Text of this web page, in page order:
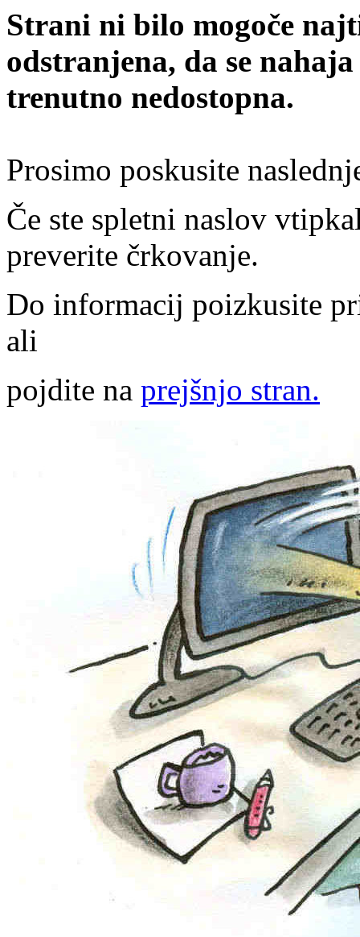
Strani ni bilo mogoče
odstranjena, da se
trenutno nedostopna.
Prosimo poskusite
Če ste spletni naslov
preverite črkovanje.
Do informacij poizkusite
ali
pojdite na prejšnjo stran.